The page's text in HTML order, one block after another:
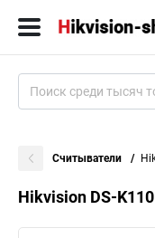
Считыватели
Hikvision DS-